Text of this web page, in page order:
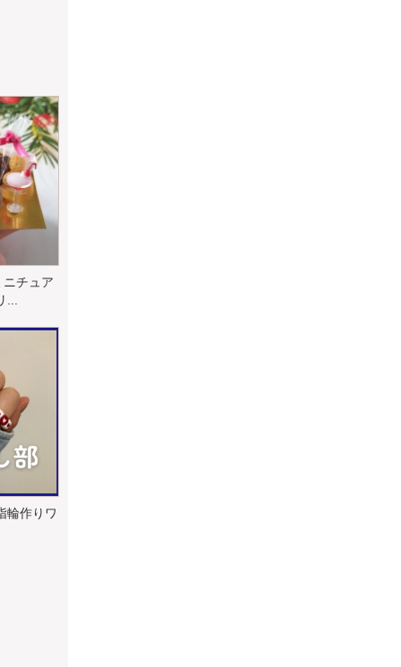
チュア
輪作りワ